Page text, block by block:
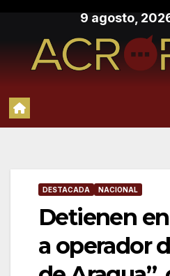
contenido
9 agosto,
DESTACADA NACIONAL
Detienen
a operador